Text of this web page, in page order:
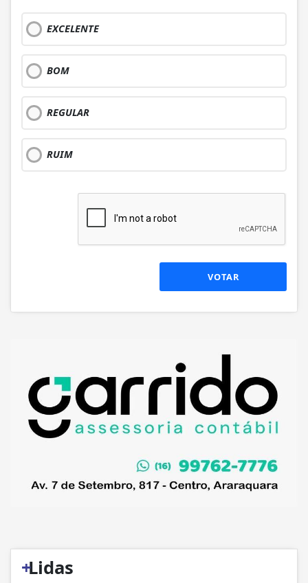
EXCELENTE
BOM
REGULAR
RUIM
VOTAR
+
Lidas